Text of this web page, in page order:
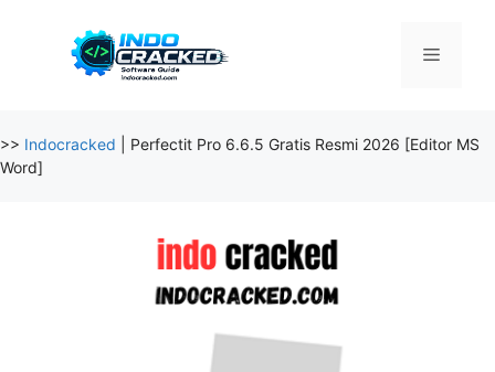
Menu
>> Indocracked
Perfectit Pro 6.6.5 Gratis Resmi 2026 [Editor MS
Word]